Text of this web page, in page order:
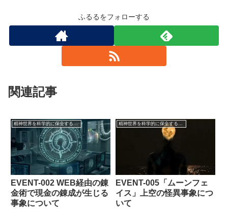
ふるるをフォローする
関連記事
精神世界を科学的に保全する委員会【フェイク創作】
EVENT-002 WEB経由の錬
金術で現金の錬成が生じる
事象について
EVENT-005「ムーンフェ
イス」上空の怪異事象につ
いて